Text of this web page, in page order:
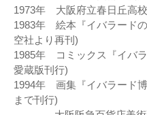
1973年 大阪府立春日丘高校
1983年 絵本『イバラード
空社より再刊)
1985年 コミックス『イバラ
愛蔵版刊行)
1994年 画集『イバラード
まで刊行)